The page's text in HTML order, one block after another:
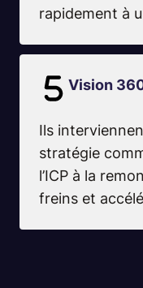
rapidement à
Vision
Ils
stratégie
l’ICP à la
freins et